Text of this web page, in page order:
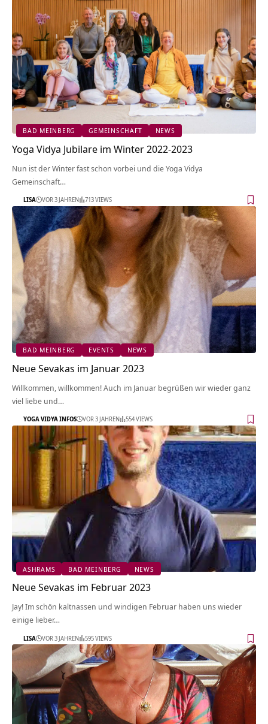
BAD MEINBERG GEMEINSCHAFT NEWS
Yoga Vidya Jubilare im Winter 2022-2023
Nun ist der Winter fast schon vorbei und die Yoga Vidya
Gemeinschaft…
LISA VOR 3 JAHREN 713 VIEWS
BAD MEINBERG EVENTS NEWS
Neue Sevakas im Januar 2023
Willkommen, willkommen! Auch im Januar begrüßen wir wieder ganz
viel liebe und…
YOGA VIDYA INFOS VOR 3 JAHREN 554 VIEWS
ASHRAMS BAD MEINBERG NEWS
Neue Sevakas im Februar 2023
Jay! Im schön kaltnassen und windigen Februar haben uns wieder
einige lieber…
LISA VOR 3 JAHREN 595 VIEWS